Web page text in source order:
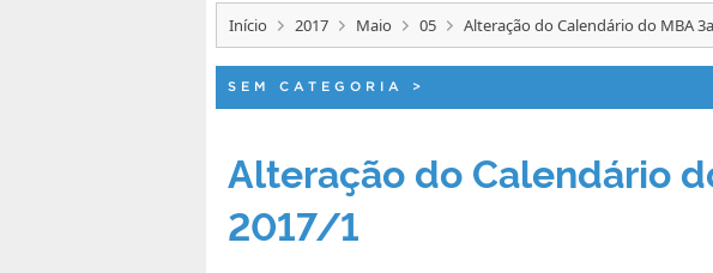
Início 2017 Maio 05 Alteração do Calendário do MBA
SEM CATEGORIA >
Alteração do Calendário
2017/1